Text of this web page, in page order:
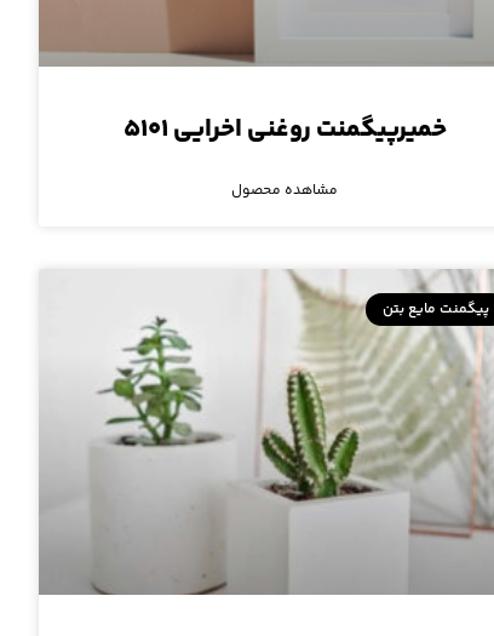
خمیرپیگمنت روغنی اخرایی ۵۱۰۱
مشاهده محصول
پیگمنت مایع بتن